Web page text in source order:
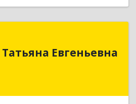
Евгеньевна
Подробнее